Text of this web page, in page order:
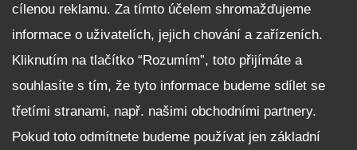
Reklamační řád
Zásady zpracování osobních údajů pro zákazníky
Upozornění pro věřitele a společníky na jejich práva
Nastavení cookies
cílenou reklamu. Za tímto účelem shromažďujeme
informace o uživatelích, jejich chování a zařízeních.
Kliknutím na tlačítko “Rozumím”, toto přijímáte a
souhlasíte s tím, že tyto informace budeme sdílet se
třetími stranami, např. našimi obchodními partnery.
Pokud toto odmítnete budeme používat jen základní